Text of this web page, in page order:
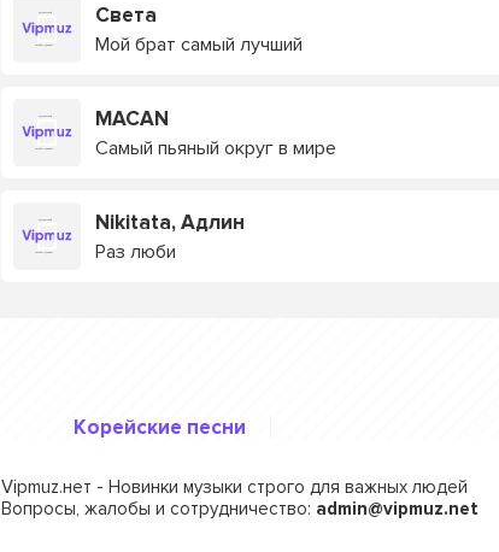
Света
Мой брат самый лучший
MACAN
Самый пьяный округ в мире
Nikitata, Адлин
Раз люби
Корейские песни
Vipmuz.нет - Новинки музыки строго для важных людей
Вопросы, жалобы и сотрудничество: admin@vipmuz.net